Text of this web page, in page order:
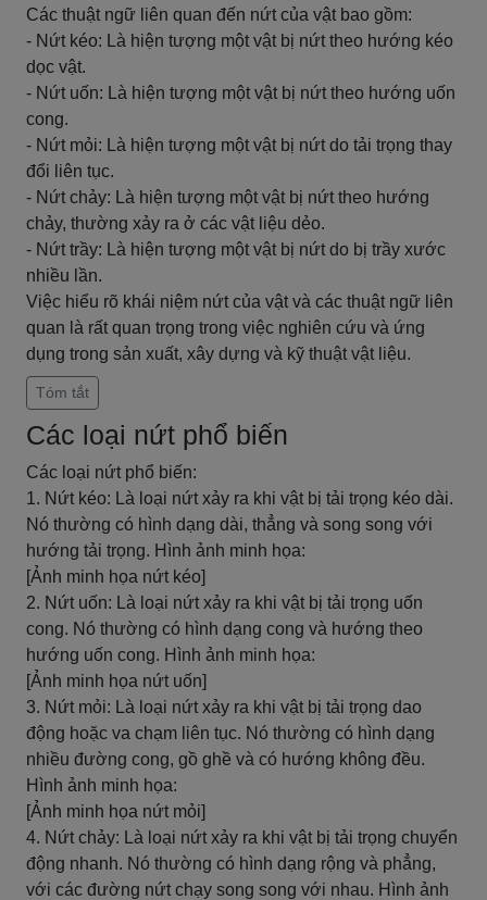
Các thuật ngữ liên quan đến nứt của vật bao gồm:
- Nứt kéo: Là hiện tượng một vật bị nứt theo hướng kéo
dọc vật.
- Nứt uốn: Là hiện tượng một vật bị nứt theo hướng uốn
cong.
- Nứt mỏi: Là hiện tượng một vật bị nứt do tải trọng thay
đổi liên tục.
- Nứt chảy: Là hiện tượng một vật bị nứt theo hướng
chảy, thường xảy ra ở các vật liệu dẻo.
- Nứt trầy: Là hiện tượng một vật bị nứt do bị trầy xước
nhiều lần.
Việc hiểu rõ khái niệm nứt của vật và các thuật ngữ liên
quan là rất quan trọng trong việc nghiên cứu và ứng
dụng trong sản xuất, xây dựng và kỹ thuật vật liệu.
Tóm tắt
Các loại nứt phổ biến
Các loại nứt phổ biến:
1. Nứt kéo: Là loại nứt xảy ra khi vật bị tải trọng kéo dài.
Nó thường có hình dạng dài, thẳng và song song với
hướng tải trọng. Hình ảnh minh họa:
[Ảnh minh họa nứt kéo]
2. Nứt uốn: Là loại nứt xảy ra khi vật bị tải trọng uốn
cong. Nó thường có hình dạng cong và hướng theo
hướng uốn cong. Hình ảnh minh họa:
[Ảnh minh họa nứt uốn]
3. Nứt mỏi: Là loại nứt xảy ra khi vật bị tải trọng dao
động hoặc va chạm liên tục. Nó thường có hình dạng
nhiều đường cong, gồ ghề và có hướng không đều.
Hình ảnh minh họa:
[Ảnh minh họa nứt mỏi]
4. Nứt chảy: Là loại nứt xảy ra khi vật bị tải trọng chuyển
động nhanh. Nó thường có hình dạng rộng và phẳng,
với các đường nứt chạy song song với nhau. Hình ảnh